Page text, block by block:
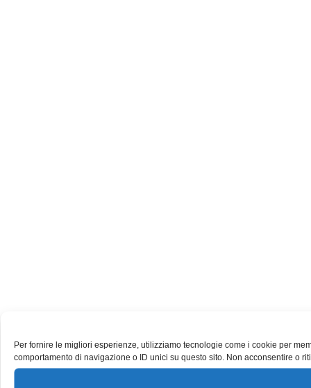
Per fornire le migliori esperienze, utilizziamo tecnologie come i cookie per
comportamento di navigazione o ID unici su questo sito. Non acconsentire o